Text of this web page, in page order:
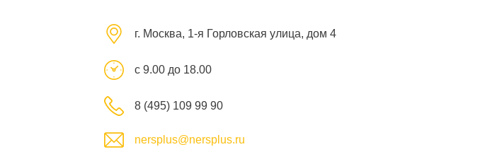
г. Москва, 1-я Горловская улица, дом 4
с 9.00 до 18.00
8 (495) 109 99 90
nersplus@nersplus.ru